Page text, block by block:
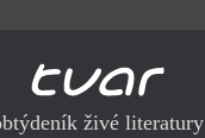
živé literatury